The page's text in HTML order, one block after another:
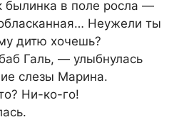
былинка в поле росла —
Неужели ты
дитю хочешь?
Галь, — улыбнулась
слезы Марина.
Ни-ко-го!